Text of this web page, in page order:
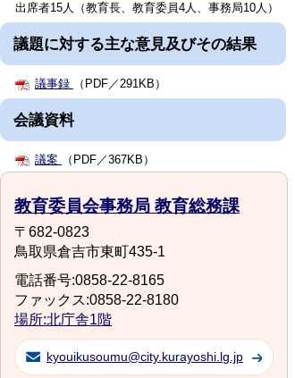
出席者15人（教育長、教育委員4人、事務局10人）
議題に対する主な意見及びその結果
議事録 （PDF／291KB）
会議資料
議案 （PDF／367KB）
教育委員会事務局 教育総務課
〒682-0823
鳥取県倉吉市東町435-1
電話番号:0858-22-8165
ファックス:0858-22-8180
場所:北庁舎1階
kyouikusoumu@city.kurayoshi.lg.jp